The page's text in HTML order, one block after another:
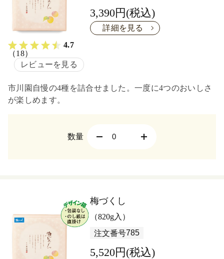
4.7
（18）
レビューを見る
3,390円(税込)
詳細を見る
市川園自慢の4種を詰合せました。一度に4つのおいしさ
が楽しめます。
数量
梅づくし
（820g入）
注文番号785
5,520円(税込)